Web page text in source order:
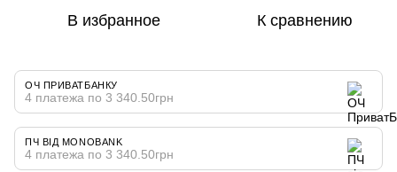
В избранное К сравнению
ОЧ ПРИВАТБАНКУ
4 платежа по 3 340.50грн
ПЧ ВІД MONOBANK
4 платежа по 3 340.50грн